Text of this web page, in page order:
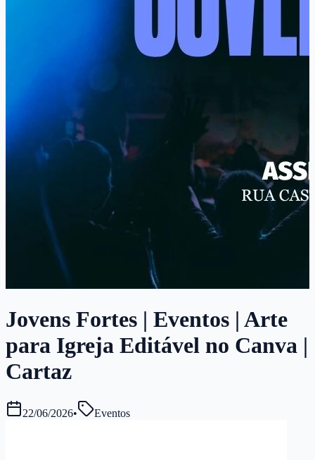
Jovens Fortes | Eventos | Arte
para Igreja Editável no Canva |
Cartaz
22/06/2026• Eventos